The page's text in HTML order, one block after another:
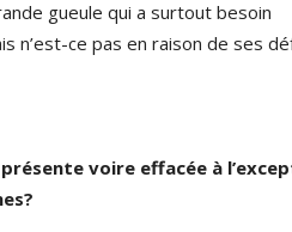
gueule qui a surtout besoin
n’est-ce pas en raison de ses
voire effacée à